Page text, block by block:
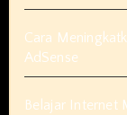
Cara
AdSense
Belajar Internet